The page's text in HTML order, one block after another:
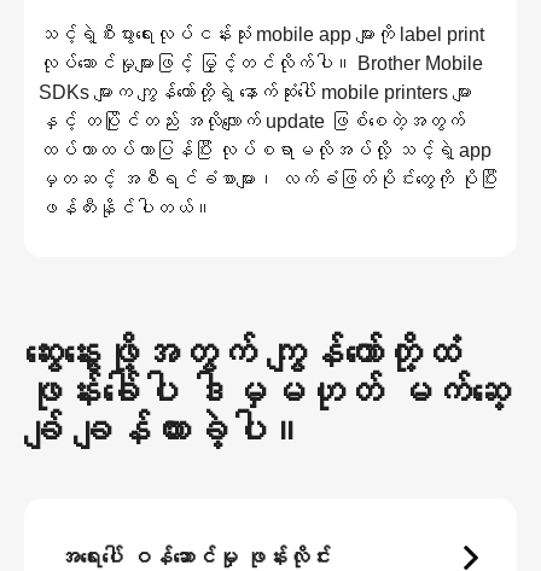
သင့်ရဲ့စီးပွားရေးလုပ်ငန်းသုံး mobile app များကို label print
လုပ်ဆောင်မှုများဖြင့် မြှင့်တင်လိုက်ပါ။ Brother Mobile
SDKs များက ကျွန်တော်တို့ရဲ့ နောက်ဆုံးပေါ် mobile printers များ
နှင့် တပြိုင်တည်း အလိုလျောက် update ဖြစ်စေတဲ့အတွက်
ထပ်ကာထပ်ကာပြန်ပြီး လုပ်စရာမလိုအပ်လို့ သင့်ရဲ့ app
မှတဆင့် အစီရင်ခံစာများ၊ လက်ခံဖြတ်ပိုင်းတွေကို ပိုပြီး
ဖန်တီးနိုင်ပါတယ်။
ဆွေးနွေးဖို့အတွက် ကျွန်တော်တို့ထံ
ဖုန်းခေါ်ပါ ဒါမှမဟုတ် မက်ဆေ့
ချ် ချန်ထားခဲ့ပါ။
အရေးပေါ် ဝန်ဆောင်မှု ဖုန်းလိုင်း